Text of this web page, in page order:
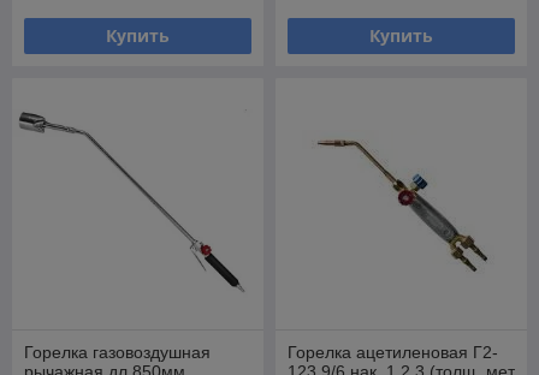
Купить Купить
Горелка газовоздушная
рычажная дл.850мм,
Горелка ацетиленовая Г2-
123 9/6 нак. 1,2,3 (толщ. мет